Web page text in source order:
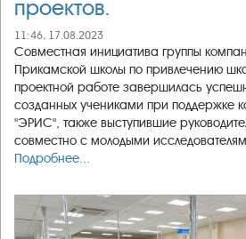
проектов.
11:46, 17.08.2023
Совместная инициатива группы
Прикамской школы по привлечению
проектной работе завершилась
созданных учениками при поддержке
"ЭРИС", также выступившие
совместно с молодыми
Подробнее...